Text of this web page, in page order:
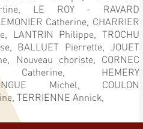
LE ROY - RAVARD
Catherine, CHARRIER
LANTRIN Philippe, TROCHU
BALLUET Pierrette, JOUET
Nouveau choriste, CORNEC
Catherine, HEMERY
Michel, COULON
TERRIENNE Annick,